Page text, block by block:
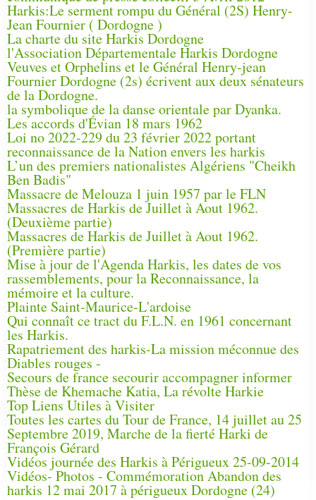
Harkis:Le serment rompu du Général (2S) Henry-
Jean Fournier ( Dordogne )
La charte du site Harkis Dordogne
l'Association Départementale Harkis Dordogne
Veuves et Orphelins et le Général Henry-jean
Fournier Dordogne (2s) écrivent aux deux sénateurs
de la Dordogne.
la symbolique de la danse orientale par Dyanka.
Les accords d'Évian 18 mars 1962
Loi no 2022-229 du 23 février 2022 portant
reconnaissance de la Nation envers les harkis
L’un des premiers nationalistes Algériens "Cheikh
Ben Badis"
Massacre de Melouza 1 juin 1957 par le FLN
Massacres de Harkis de Juillet à Aout 1962.
(Deuxième partie)
Massacres de Harkis de Juillet à Aout 1962.
(Première partie)
Mise à jour de l'Agenda Harkis, les dates de vos
rassemblements, pour la Reconnaissance, la
mémoire et la culture.
Plainte Saint-Maurice-L'ardoise
Qui connaît ce tract du F.L.N. en 1961 concernant
les Harkis.
Rapatriement des harkis-La mission méconnue des
Diables rouges -
Secours de france secourir accompagner informer
Thèse de Khemache Katia, La révolte Harkie
Top Liens Utiles à Visiter
Toutes les cartes du Tour de France, 14 juillet au 25
Septembre 2019, Marche de la fierté Harki de
François Gérard
Vidéos journée des Harkis à Périgueux 25-09-2014
Vidéos- Photos - Commémoration Abandon des
harkis 12 mai 2017 à périgueux Dordogne (24)